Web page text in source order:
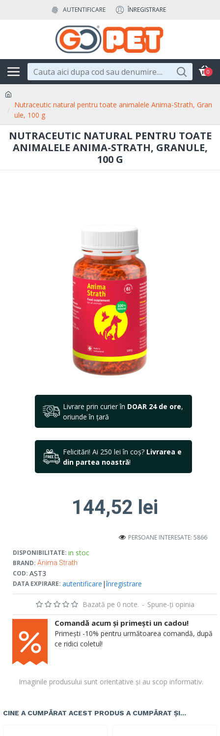
AUTENTIFICARE ÎNREGISTRARE
0
Nutraceutic natural pentru toate animalele Anima-Strath, Gran
ule, 100 g
NUTRACEUTIC NATURAL PENTRU TOATE
ANIMALELE ANIMA-STRATH, GRANULE,
100 G
Livrare prin curier în DOAR 24 de ore,
oriunde în țară
Felicitări! Ai 250 lei în coș? Livrarea e
din partea noastră!
DISPONIBILITATE: in stoc
BRAND: Anima Strath
COD: AST3
DATA EXPIRARE: autentificare |înregistrare
PERSOANE INTERESATE: 5866
Bazată pe 0 note. - Spune-ţi opinia
144,52 lei
Imaginile produsului sunt orientative și au scop informativ.
Comandă acum și primești un cadou!
Primești -10% pentru următoarea comandă, după
ce ridici coletul!
CINE A CUMPĂRAT ACEST PRODUS A CUMPĂRAT ȘI...